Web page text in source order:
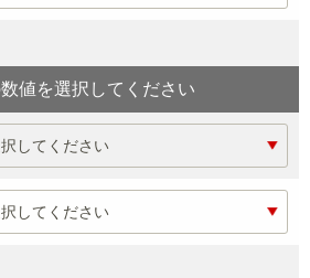
値を選択してください